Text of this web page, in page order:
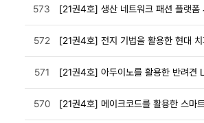
573 [21권4호] 생산 네트워크 패션 플랫폼
572
571
570